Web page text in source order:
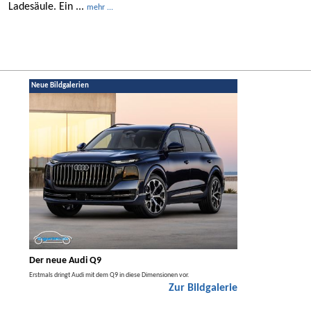
Ladesäule. Ein ... mehr ...
Neue Bildgalerien
Der neue Audi Q9
Erstmals dringt Audi mit dem Q9 in diese Dimensionen vor.
Zur Bildgalerie